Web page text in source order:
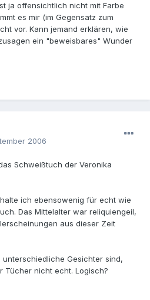
ja offensichtlich nicht mit Farbe
es mir (im Gegensatz zum
vor. Kann jemand erklären, wie
ein "beweisbares" Wunder
2006
Schweißtuch der Veronika
ich ebensowenig für echt wie
Das Mittelalter war reliquiengeil,
aus dieser Zeit
Gesichter sind,
Tücher nicht echt. Logisch?